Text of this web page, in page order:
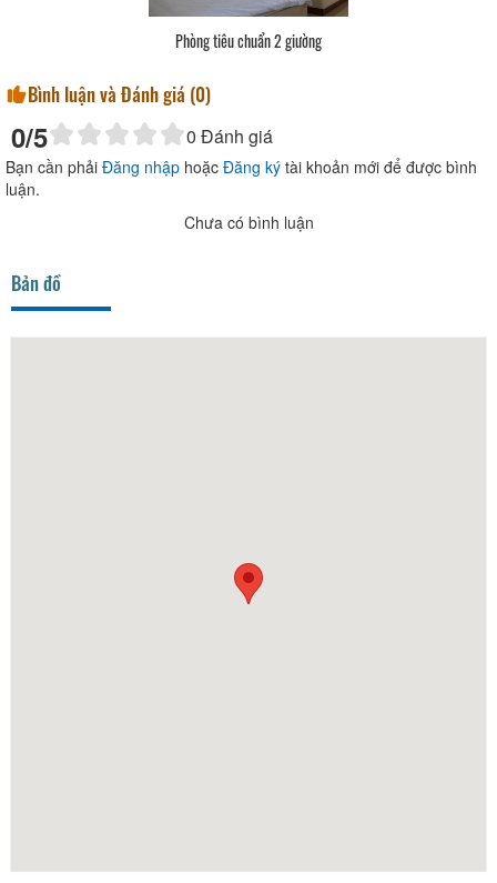
Phòng tiêu chuẩn 2 giường
Bình luận và Đánh giá (0)
0/5 0 Đánh giá
Bạn cần phải Đăng nhập hoặc Đăng ký tài khoản mới để được bình
luận.
Chưa có bình luận
Bản đồ